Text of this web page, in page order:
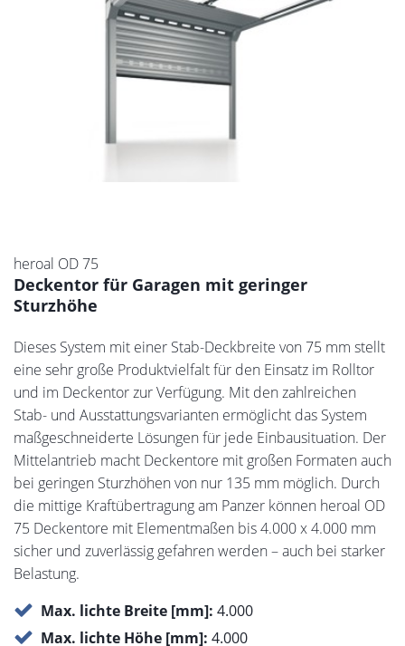
heroal OD 75
Deckentor für Garagen mit geringer
Sturzhöhe
Dieses System mit einer Stab-Deckbreite von 75 mm stellt
eine sehr große Produktvielfalt für den Einsatz im Rolltor
und im Deckentor zur Verfügung. Mit den zahlreichen
Stab- und Ausstattungsvarianten ermöglicht das System
maßgeschneiderte Lösungen für jede Einbausituation. Der
Mittelantrieb macht Deckentore mit großen Formaten auch
bei geringen Sturzhöhen von nur 135 mm möglich. Durch
die mittige Kraftübertragung am Panzer können heroal OD
75 Deckentore mit Elementmaßen bis 4.000 x 4.000 mm
sicher und zuverlässig gefahren werden – auch bei starker
Belastung.
Max. lichte Breite [mm]: 4.000
Max. lichte Höhe [mm]: 4.000